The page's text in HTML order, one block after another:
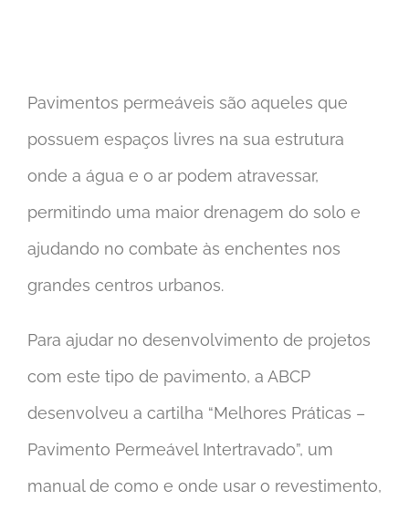
Pavimentos permeáveis são aqueles que
possuem espaços livres na sua estrutura
onde a água e o ar podem atravessar,
permitindo uma maior drenagem do solo e
ajudando no combate às enchentes nos
grandes centros urbanos.
Para ajudar no desenvolvimento de projetos
com este tipo de pavimento, a ABCP
desenvolveu a cartilha “Melhores Práticas –
Pavimento Permeável Intertravado”, um
manual de como e onde usar o revestimento,